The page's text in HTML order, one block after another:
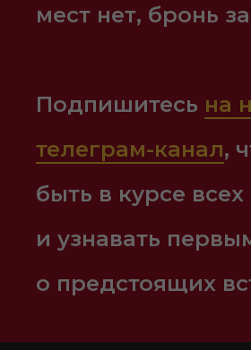
мест нет, бронь
Подпишитесь на
телеграм-канал,
быть в курсе всех
и узнавать
о предстоящих